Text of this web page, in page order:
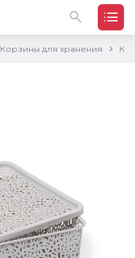
Корзины для хранения